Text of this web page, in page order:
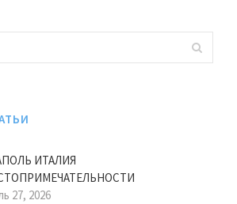
ИТАЛИЯ
27, 2026